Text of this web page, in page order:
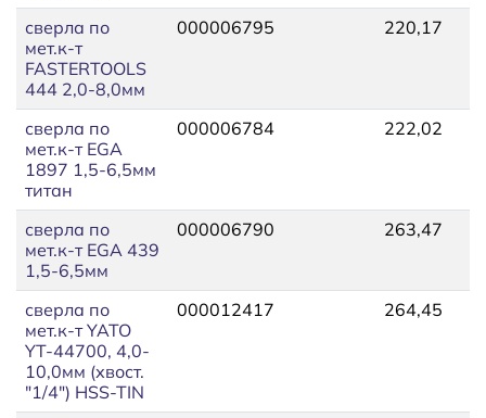
сверла по
мет.к-т
FASTERTOOLS
444 2,0-8,0мм
000006795 220,17
сверла по
мет.к-т EGA
1897 1,5-6,5мм
титан
000006784 222,02
сверла по
мет.к-т EGA 439
1,5-6,5мм
000006790 263,47
сверла по
мет.к-т YATO
YT-44700, 4,0-
10,0мм (хвост.
"1/4") HSS-TIN
000012417 264,45